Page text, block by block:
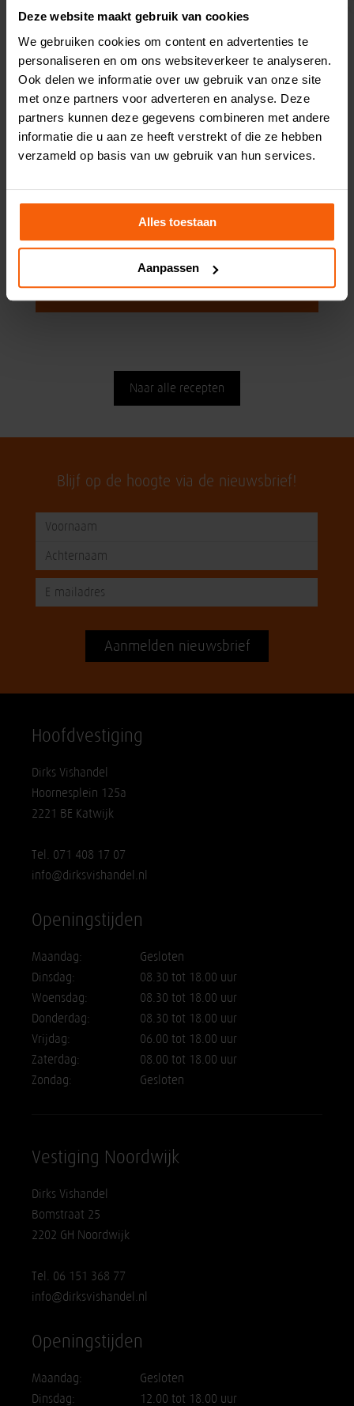
Deze website maakt gebruik van cookies
We gebruiken cookies om content en advertenties te
personaliseren en om ons websiteverkeer te analyseren.
Ook delen we informatie over uw gebruik van onze site
met onze partners voor adverteren en analyse. Deze
partners kunnen deze gegevens combineren met andere
informatie die u aan ze heeft verstrekt of die ze hebben
verzameld op basis van uw gebruik van hun services.
Alles toestaan
Aanpassen
Energie 820 kcal
Vet
Verzadigd vet 8,2 gram
Koolhydraten 59,7 gram
Vezels 14,5 gram
Naar alle recepten
Blijf op de hoogte via de nieuwsbrief!
Aanmelden nieuwsbrief
Hoofdvestiging
Dirks Vishandel
Hoornesplein 125a
2221 BE Katwijk
Tel. 071 408 17 07
info@dirksvishandel.nl
Openingstijden
Maandag:
Gesloten
Dinsdag:
08.30 tot 18.00 uur
Woensdag:
08.30 tot 18.00 uur
Donderdag:
08.30 tot 18.00 uur
Vrijdag:
06.00 tot 18.00 uur
Zaterdag:
08.00 tot 18.00 uur
Zondag:
Gesloten
Vestiging Noordwijk
Dirks Vishandel
Bomstraat 25
2202 GH Noordwijk
Tel. 06 151 368 77
info@dirksvishandel.nl
Openingstijden
Maandag:
Gesloten
Dinsdag:
12.00 tot 18.00 uur